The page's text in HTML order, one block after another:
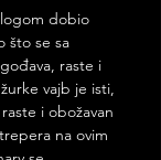
dobio
što se sa
raste i
vajb je isti,
i obožavan
na ovim